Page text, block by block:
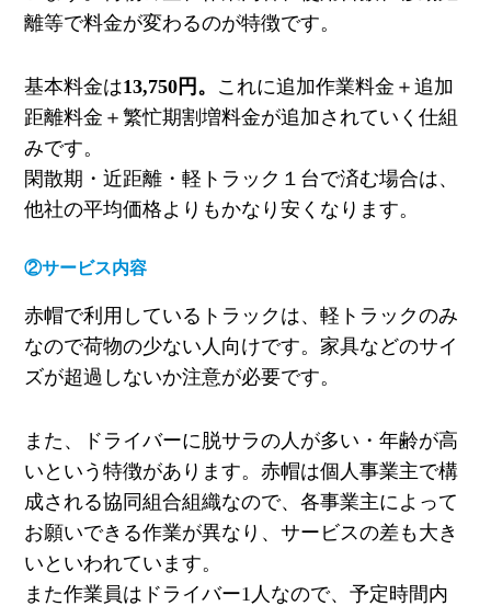
離等で料金が変わるのが特徴です。
基本料金は13,750円。
これに追加作業料金＋追加
距離料金＋繁忙期割増料金が追加されていく仕組
みです。
閑散期・近距離・軽トラック１台で済む場合は、
他社の平均価格よりもかなり安くなります。
②サービス内容
赤帽で利用しているトラックは、軽トラックのみ
なので荷物の少ない人向けです。家具などのサイ
ズが超過しないか注意が必要です。
また、ドライバーに脱サラの人が多い・年齢が高
いという特徴があります。 赤帽は個人事業主で構
成される協同組合組織なので、各事業主によって
お願いできる作業が異なり、サービスの差も大き
いといわれています。
また作業員はドライバー1 人なので、予定時間内